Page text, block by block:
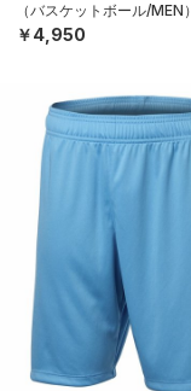
（バスケットボール/MEN）
￥4,950